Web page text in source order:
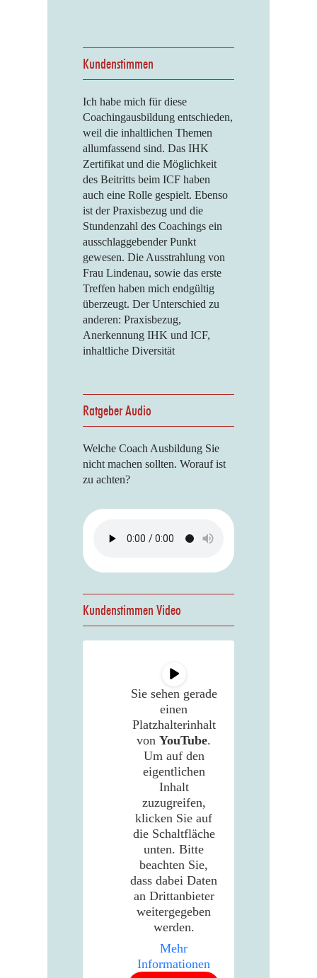
Kundenstimmen
Ich habe mich für diese
Coachingausbildung entschieden,
weil die inhaltlichen Themen
allumfassend sind. Das IHK
Zertifikat und die Möglichkeit
des Beitritts beim ICF haben
auch eine Rolle gespielt. Ebenso
ist der Praxisbezug und die
Stundenzahl des Coachings ein
ausschlaggebender Punkt
gewesen. Die Ausstrahlung von
Frau Lindenau, sowie das erste
Treffen haben mich endgültig
überzeugt. Der Unterschied zu
anderen: Praxisbezug,
Anerkennung IHK und ICF,
inhaltliche Diversität
Ratgeber Audio
Welche Coach Ausbildung Sie
nicht machen sollten. Worauf ist
zu achten?
Kundenstimmen Video
Sie sehen gerade
einen
Platzhalterinhalt
vonYouTube.
Um auf den
eigentlichen
Inhalt
zuzugreifen,
klicken Sie auf
die Schaltfläche
unten. Bitte
beachten Sie,
dass dabei Daten
an Drittanbieter
weitergegeben
werden.
Mehr
Informationen